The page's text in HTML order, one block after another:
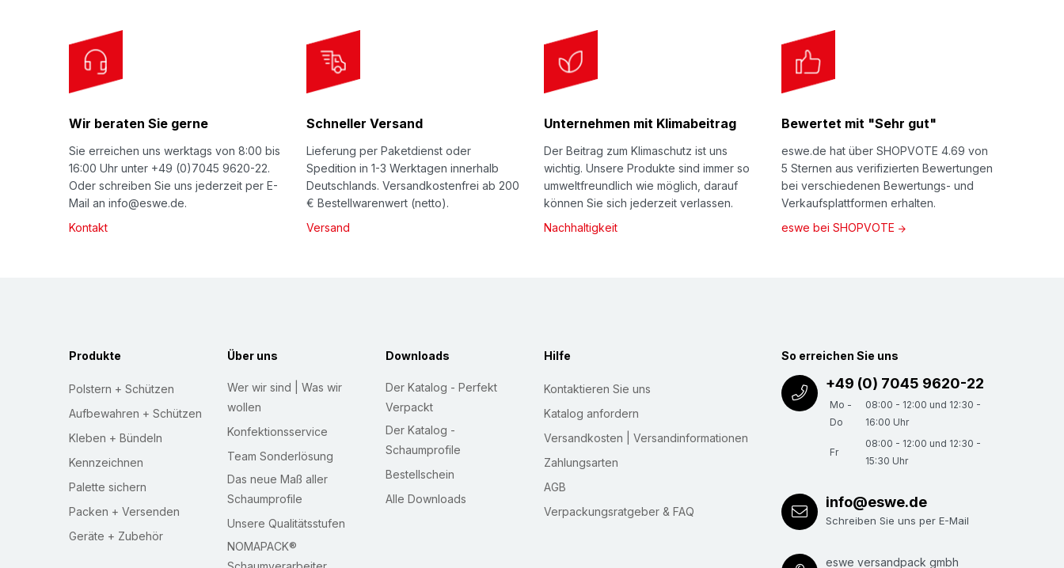
e
w
s
:
Wir beraten Sie gerne
Sie erreichen uns werktags von 8:00 bis
16:00 Uhr unter +49 (0)7045 9620-22.
Oder schreiben Sie uns jederzeit per E-
Mail an info@eswe.de.
Kontakt
Schneller Versand
Lieferung per Paketdienst oder
Spedition in 1-3 Werktagen innerhalb
Deutschlands. Versandkostenfrei ab 200
€ Bestellwarenwert (netto).
Versand
Unternehmen mit Klimabeitrag
Der Beitrag zum Klimaschutz ist uns
wichtig. Unsere Produkte sind immer so
umweltfreundlich wie möglich, darauf
können Sie sich jederzeit verlassen.
Nachhaltigkeit
Bewertet mit "Sehr gut"
eswe.de hat über SHOPVOTE 4.69 von
5 Sternen aus verifizierten Bewertungen
bei verschiedenen Bewertungs- und
Verkaufsplattformen erhalten.
eswe bei SHOPVOTE
Produkte
Polstern + Schützen
Aufbewahren + Schützen
Kleben + Bündeln
Kennzeichnen
Palette sichern
Packen + Versenden
Geräte + Zubehör
Über uns
Wer wir sind | Was wir
wollen
Konfektionsservice
Team Sonderlösung
Das neue Maß aller
Schaumprofile
Unsere Qualitätsstufen
NOMAPACK®
Downloads
Der Katalog - Perfekt
Verpackt
Der Katalog -
Schaumprofile
Bestellschein
Alle Downloads
Hilfe
Kontaktieren Sie uns
Katalog anfordern
Versandkosten | Versandinformationen
Zahlungsarten
AGB
Verpackungsratgeber & FAQ
So erreichen Sie uns
+49 (0) 7045 9620-22
Mo -
Do
08:00 - 12:00 und 12:30 -
16:00 Uhr
Fr
08:00 - 12:00 und 12:30 -
15:30 Uhr
info@eswe.de
Schreiben Sie uns per E-Mail
eswe versandpack gmbh